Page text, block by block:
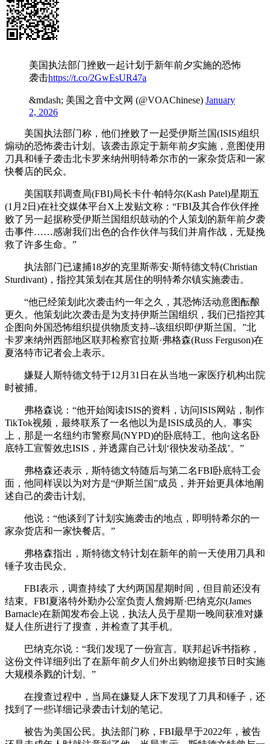
美国执法部门挫败一起计划于新年前夕实施的恐怖
袭击https://t.co/2GwEsUR47a
&mdash; 美国之音中文网 (@VOAChinese) January
2, 2026
美国执法部门称，他们挫败了一起受伊斯兰国(ISIS)组织
煽动的恐怖袭击计划。该袭击原定于新年前夕实施，意图使用
刀具和锤子袭击北卡罗来纳州明特希尔市的一家杂货店和一家
快餐店的民众。
美国联邦调查局(FBI)局长卡什·帕特尔(Kash Patel)星期五
(1月2日)在社交媒体平台X上发贴文称：“FBI及其合作伙伴挫
败了另一起据称受伊斯兰国组织鼓动的个人策划的新年前夕袭
击事件……感谢我们出色的合作伙伴与我们并肩作战，无疑挽
救了许多生命。”
执法部门已逮捕18岁的克里斯蒂安·斯特德文特(Christian
Sturdivant)，指控其策划在其居住的明特希尔镇实施袭击。
“他已经策划此次袭击约一年之久，其恐怖活动意图酝酿
更久。他策划此次袭击是为支持伊斯兰国组织，我们已指控其
企图向外国恐怖组织提供物质支持--该组织即伊斯兰国。”北
卡罗来纳州西部地区联邦检察官拉斯·弗格森(Russ Ferguson)在
夏洛特市记者会上表示。
嫌疑人斯特德文特于12月31日在从当地一家医疗机构出院
时被捕。
弗格森说：“他开始阅读ISIS的资料，访问ISIS网站，制作
TikTok视频，最终联系了一名他以为是ISIS成员的人。事实
上，那是一名纽约市警察局(NYPD)的卧底特工。他向这名卧
底特工宣誓效忠ISIS，并透露自己计划‘很快发动圣战’。”
弗格森还表示，斯特德文特随后与第二名FBI卧底特工会
面，他同样误以为对方是“伊斯兰国”成员，并开始更具体地阐
述自己的袭击计划。
他说：“他谈到了计划实施袭击的地点，即明特希尔的一
家杂货店和一家快餐店。”
弗格森指出，斯特德文特计划在新年的前一天使用刀具和
锤子攻击民众。
FBI表示，调查持续了大约两国星期时间，但目前还没有
结束。FBI夏洛特外勤办公室负责人詹姆斯·巴纳克尔(James
Barnacle)在新闻发布会上说，执法人员于星期一晚间获准对嫌
疑人住所进行了搜查，并检查了其手机。
巴纳克尔说：“我们发现了一份宣言。联邦起诉书指称，
这份文件详细列出了在新年前夕人们外出购物迎接节日时实施
大规模杀戮的计划。”
在搜查过程中，当局在嫌疑人床下发现了刀具和锤子，还
找到了一些详细记录袭击计划的笔记。
被告为美国公民。执法部门称，FBI最早于2022年，被告